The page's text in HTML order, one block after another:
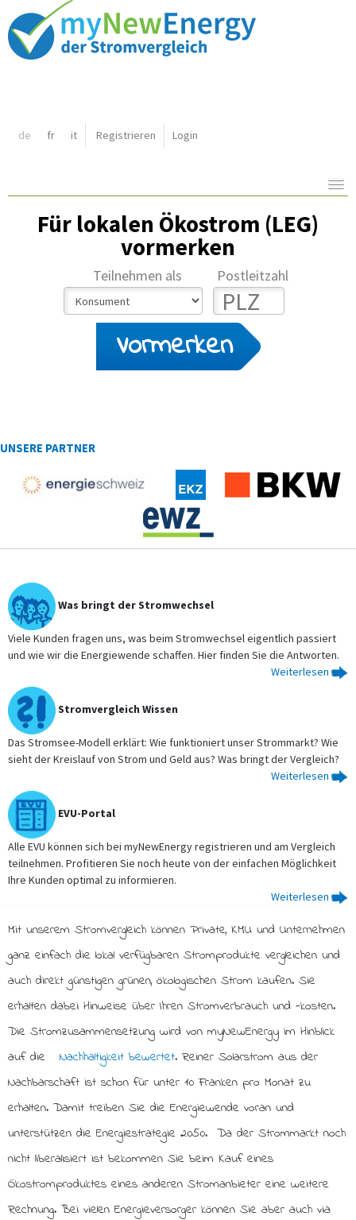
de fr it Registrieren Login
Für lokalen Ökostrom (LEG)
vormerken
Teilnehmen als Postleitzahl
Vormerken
UNSERE PARTNER
Was bringt der Stromwechsel
Viele Kunden fragen uns, was beim Stromwechsel eigentlich passiert
und wie wir die Energiewende schaffen. Hier finden Sie die Antworten.
Weiterlesen
Stromvergleich Wissen
Das Stromsee-Modell erklärt: Wie funktioniert unser Strommarkt? Wie
sieht der Kreislauf von Strom und Geld aus? Was bringt der Vergleich?
Weiterlesen
EVU-Portal
Alle EVU können sich bei myNewEnergy registrieren und am Vergleich
teilnehmen. Profitieren Sie noch heute von der einfachen Möglichkeit
Ihre Kunden optimal zu informieren.
Weiterlesen
Mit unserem Stromvergleich können Private, KMU und Unternehmen
ganz einfach die lokal verfügbaren Stromprodukte vergleichen und
auch direkt günstigen grünen, ökologischen Strom kaufen. Sie
erhalten dabei Hinweise über Ihren Stromverbrauch und -kosten.
Die Stromzusammensetzung wird von myNewEnergy im Hinblick
auf die Nachhaltigkeit bewertet. Reiner Solarstrom aus der
Nachbarschaft ist schon für unter 10 Franken pro Monat zu
erhalten. Damit treiben Sie die Energiewende voran und
unterstützen die Energiestrategie 2050. Da der Strommarkt noch
nicht liberalisiert ist bekommen Sie beim Kauf eines
Ökostromproduktes eines anderen Stromanbieter eine weitere
Rechnung. Bei vielen Energieversorger können Sie aber auch via